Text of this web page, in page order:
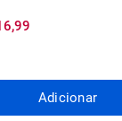
Adicionar